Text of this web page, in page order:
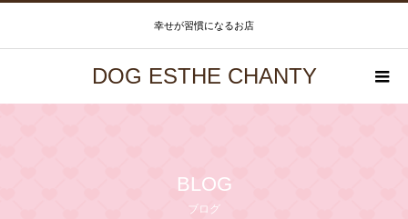
幸せが習慣になるお店
DOG ESTHE CHANTY
BLOG
ブログ